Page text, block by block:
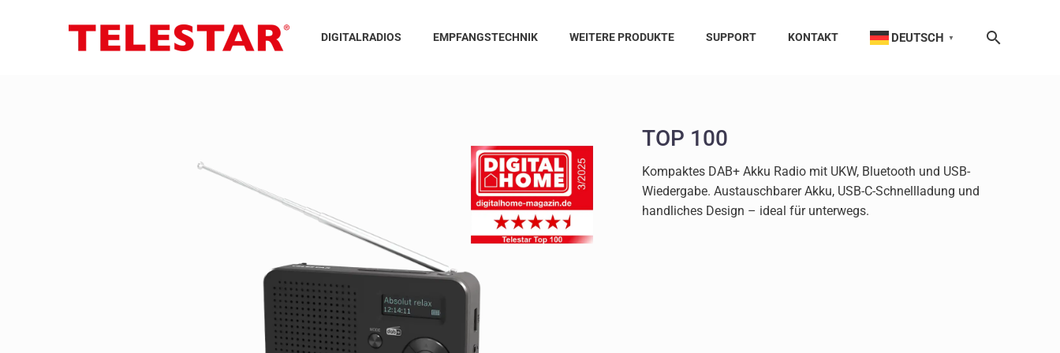
DIGITALRADIOS EMPFANGSTECHNIK WEITERE PRODUKTE SUPPORT KONTAKT DEUTSCH ▼
TOP 100
Kompaktes DAB+ Akku Radio mit UKW, Bluetooth und USB-
Wiedergabe. Austauschbarer Akku, USB-C-Schnellladung und
handliches Design – ideal für unterwegs.